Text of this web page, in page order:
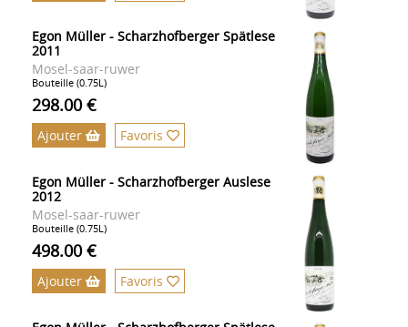
Egon Müller - Scharzhofberger Spätlese
2011
Mosel-saar-ruwer
Bouteille (0.75L)
298.00 €
Ajouter Favoris
Egon Müller - Scharzhofberger Auslese
2012
Mosel-saar-ruwer
Bouteille (0.75L)
498.00 €
Ajouter Favoris